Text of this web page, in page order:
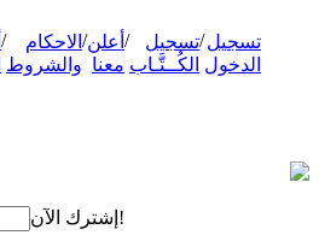
تسجيل
الدخول
/تسجيل
الكُــتَّـاب
/ أعلن
معنا
/ الاحكام
والشروط
/
إشترك الآن!